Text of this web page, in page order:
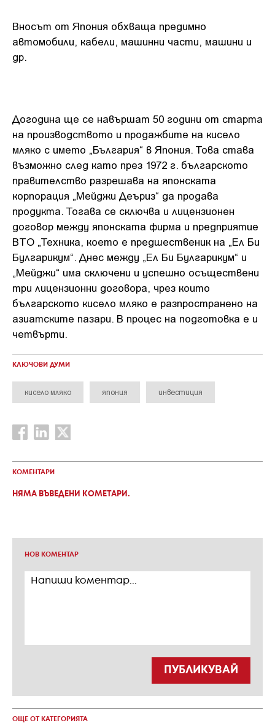
Вносът от Япония обхваща предимно
автомобили, кабели, машинни части, машини и
др.
Догодина ще се навършат 50 години от старта
на производството и продажбите на кисело
мляко с името „България“ в Япония. Това става
възможно след като през 1972 г. българското
правителство разрешава на японската
корпорация „Мейджи Деъриз“ да продава
продукта. Тогава се сключва и лицензионен
договор между японската фирма и предприятие
ВТО „Техника, което е предшественик на „Ел Би
Булгарикум“. Днес между „Ел Би Булгарикум“ и
„Мейджи“ има сключени и успешно осъществени
три лицензионни договора, чрез които
българското кисело мляко е разпространено на
азиатските пазари. В процес на подготовка е и
четвърти.
КЛЮЧОВИ ДУМИ
кисело мляко япония инвестиция
КОМЕНТАРИ
НЯМА ВЪВЕДЕНИ КОМЕТАРИ.
НОВ КОМЕНТАР
ПУБЛИКУВАЙ
ОЩЕ ОТ КАТЕГОРИЯТА